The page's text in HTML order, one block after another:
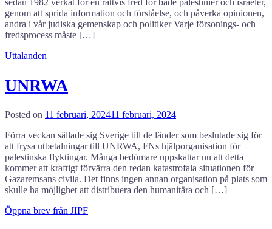
sedan 1982 verkat för en rättvis fred för både palestinier och israeler,
genom att sprida information och förståelse, och påverka opinionen,
andra i vår judiska gemenskap och politiker Varje försonings- och
fredsprocess måste […]
Uttalanden
UNRWA
Posted on 11 februari, 202411 februari, 2024
Förra veckan sällade sig Sverige till de länder som beslutade sig för
att frysa utbetalningar till UNRWA, FNs hjälporganisation för
palestinska flyktingar. Många bedömare uppskattar nu att detta
kommer att kraftigt förvärra den redan katastrofala situationen för
Gazaremsans civila. Det finns ingen annan organisation på plats som
skulle ha möjlighet att distribuera den humanitära och […]
Öppna brev från JIPF